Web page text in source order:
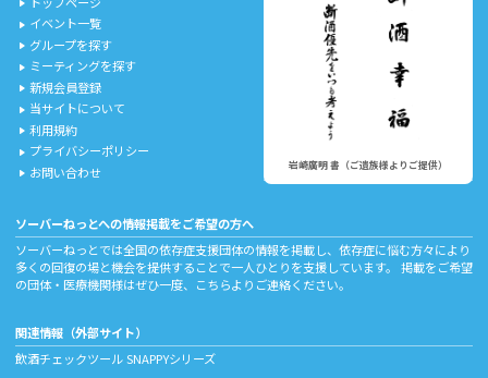
play_arrow
play_arrow イベント一覧
play_arrow グループを探す
play_arrow ミーティングを探す
play_arrow 新規会員登録
play_arrow 当サイトについて
play_arrow 利用規約
play_arrow プライバシーポリシー
play_arrow お問い合わせ 岩崎廣明 書（ご遺族様よりご提供）
ソーバーねっとへの情報掲載をご希望の方へ
ソーバーねっとでは全国の依存症支援団体の情報を掲載し、依存症に悩む方々により
多くの回復の場と機会を提供することで一人ひとりを支援しています。 掲載をご希望
の団体・医療機関様はぜひ一度、
こちらよりご連絡ください。
関連情報（外部サイト）
飲酒チェックツールSNAPPYシリーズ